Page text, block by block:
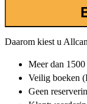
Daarom kiest u
Meer dan
Veilig boeken
Geen